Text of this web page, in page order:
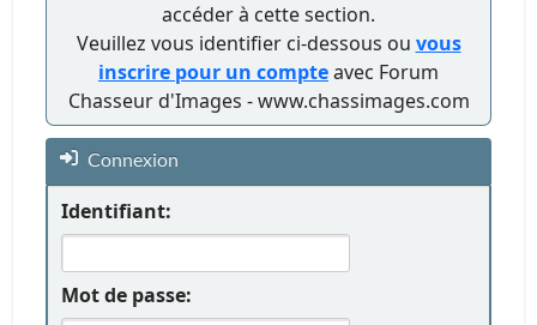
accéder à cette section.
Veuillez vous identifier ci-dessous ou vous
inscrire pour un compteavec Forum
Chasseur d'Images - www.chassimages.com
Connexion
Identifiant:
Mot de passe: